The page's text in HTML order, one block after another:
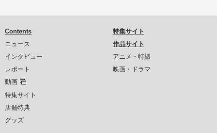
Contents
ニュース
インタビュー
レポート
動画
特集サイト
店舗特典
グッズ
特集サイト
作品サイト
アニメ・特撮
映画・ドラマ